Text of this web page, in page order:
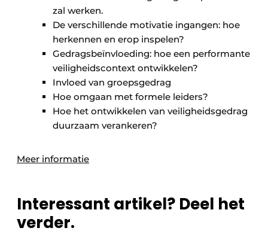
zal werken.
De verschillende motivatie ingangen: hoe
herkennen en erop inspelen?
Gedragsbeïnvloeding: hoe een performante
veiligheidscontext ontwikkelen?
Invloed van groepsgedrag
Hoe omgaan met formele leiders?
Hoe het ontwikkelen van veiligheidsgedrag
duurzaam verankeren?
Meer informatie
Interessant artikel? Deel het
verder.